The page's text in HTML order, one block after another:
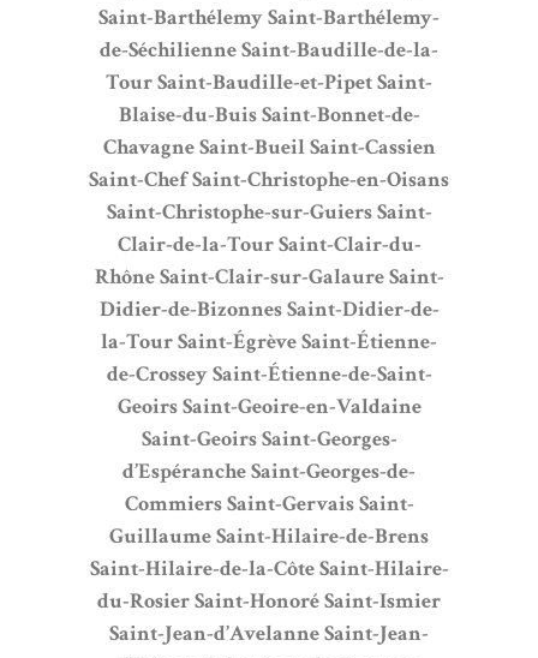
Saint-BarthélemySaint-Barthélemy-
de-SéchilienneSaint-Baudille-de-la-
TourSaint-Baudille-et-PipetSaint-
Blaise-du-BuisSaint-Bonnet-de-
ChavagneSaint-BueilSaint-Cassien
Saint-ChefSaint-Christophe-en-Oisans
Saint-Christophe-sur-GuiersSaint-
Clair-de-la-TourSaint-Clair-du-
RhôneSaint-Clair-sur-GalaureSaint-
Didier-de-BizonnesSaint-Didier-de-
la-TourSaint-ÉgrèveSaint-Étienne-
de-CrosseySaint-Étienne-de-Saint-
GeoirsSaint-Geoire-en-Valdaine
Saint-GeoirsSaint-Georges-
d’EspérancheSaint-Georges-de-
CommiersSaint-GervaisSaint-
GuillaumeSaint-Hilaire-de-Brens
Saint-Hilaire-de-la-CôteSaint-Hilaire-
du-RosierSaint-HonoréSaint-Ismier
Saint-Jean-d’AvelanneSaint-Jean-